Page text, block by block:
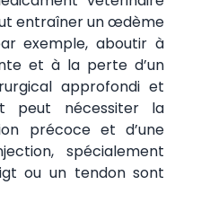
entraîner un œdème
exemple, aboutir à
et à la perte d’un
approfondi et
peut nécessiter la
précoce et d’une
spécialement
ou un tendon sont